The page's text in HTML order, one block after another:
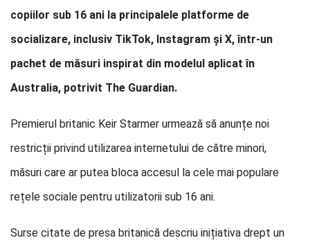
copiilor sub 16 ani la principalele platforme de
socializare, inclusiv TikTok, Instagram și X, într-un
pachet de măsuri inspirat din modelul aplicat în
Australia, potrivit The Guardian.
Premierul britanic Keir Starmer urmează să anunțe noi
restricții privind utilizarea internetului de către minori,
măsuri care ar putea bloca accesul la cele mai populare
rețele sociale pentru utilizatorii sub 16 ani.
Surse citate de presa britanică descriu inițiativa drept un